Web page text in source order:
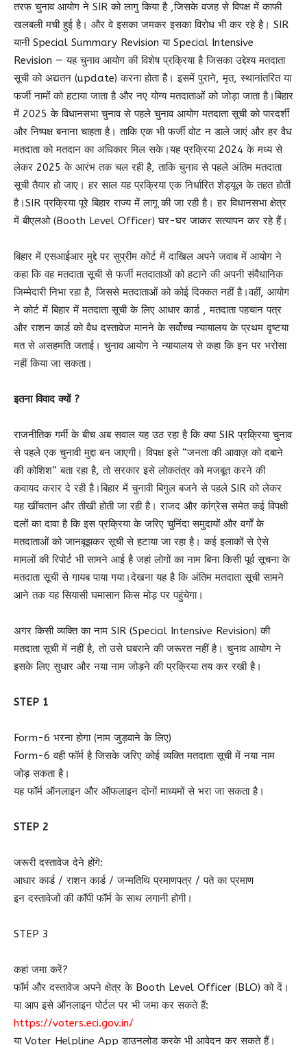
तरफ चुनाव आयोग ने SIR को लागु किया है ,जिसके वजह से विपक्ष में काफी
खलबली मची हुई है। और वे इसका जमकर इसका विरोध भी कर रहे है। SIR
यानी Special Summary Revision या Special Intensive
Revision — यह चुनाव आयोग की विशेष प्रक्रिया है जिसका उद्देश्य मतदाता
सूची को अद्यतन (update) करना होता है। इसमें पुराने, मृत, स्थानांतरित या
फर्जी नामों को हटाया जाता है और नए योग्य मतदाताओं को जोड़ा जाता है।बिहार
में 2025 के विधानसभा चुनाव से पहले चुनाव आयोग मतदाता सूची को पारदर्शी
और निष्पक्ष बनाना चाहता है। ताकि एक भी फर्जी वोट न डाले जाएं और हर वैध
मतदाता को मतदान का अधिकार मिल सके।यह प्रक्रिया 2024 के मध्य से
लेकर 2025 के आरंभ तक चल रही है, ताकि चुनाव से पहले अंतिम मतदाता
सूची तैयार हो जाए। हर साल यह प्रक्रिया एक निर्धारित शेड्यूल के तहत होती
है।SIR प्रक्रिया पूरे बिहार राज्य में लागू की जा रही है। हर विधानसभा क्षेत्र
में बीएलओ (Booth Level Officer) घर-घर जाकर सत्यापन कर रहे हैं।
बिहार में एसआईआर मुद्दे पर सुप्रीम कोर्ट में दाखिल अपने जवाब में आयोग ने
कहा कि वह मतदाता सूची से फर्जी मतदाताओं को हटाने की अपनी संवैधानिक
जिम्मेदारी निभा रहा है, जिससे मतदाताओं को कोई दिक्कत नहीं है।वहीं, आयोग
ने कोर्ट में बिहार में मतदाता सूची के लिए आधार कार्ड , मतदाता पहचान पत्र
और राशन कार्ड को वैध दस्तावेज मानने के सर्वोच्च न्यायालय के प्रथम दृष्टया
मत से असहमति जताई। चुनाव आयोग ने न्यायालय से कहा कि इन पर भरोसा
नहीं किया जा सकता।
इतना विवाद क्यों ?
राजनीतिक गर्मी के बीच अब सवाल यह उठ रहा है कि क्या SIR प्रक्रिया चुनाव
से पहले एक चुनावी मुद्दा बन जाएगी। विपक्ष इसे “जनता की आवाज़ को दबाने
की कोशिश” बता रहा है, तो सरकार इसे लोकतंत्र को मजबूत करने की
कवायद करार दे रही है।बिहार में चुनावी बिगुल बजने से पहले SIR को लेकर
यह खींचतान और तीखी होती जा रही है। राजद और कांग्रेस समेत कई विपक्षी
दलों का दावा है कि इस प्रक्रिया के जरिए चुनिंदा समुदायों और वर्गों के
मतदाताओं को जानबूझकर सूची से हटाया जा रहा है। कई इलाकों से ऐसे
मामलों की रिपोर्ट भी सामने आई है जहां लोगों का नाम बिना किसी पूर्व सूचना के
मतदाता सूची से गायब पाया गया।देखना यह है कि अंतिम मतदाता सूची सामने
आने तक यह सियासी घमासान किस मोड़ पर पहुंचेगा।
अगर किसी व्यक्ति का नाम SIR (Special Intensive Revision) की
मतदाता सूची में नहीं है, तो उसे घबराने की जरूरत नहीं है। चुनाव आयोग ने
इसके लिए सुधार और नया नाम जोड़ने की प्रक्रिया तय कर रखी है।
STEP 1
Form-6 भरना होगा (नाम जुड़वाने के लिए)
Form-6 वही फॉर्म है जिसके जरिए कोई व्यक्ति मतदाता सूची में नया नाम
जोड़ सकता है।
यह फॉर्म ऑनलाइन और ऑफलाइन दोनों माध्यमों से भरा जा सकता है।
STEP 2
जरूरी दस्तावेज देने होंगे:
आधार कार्ड / राशन कार्ड / जन्मतिथि प्रमाणपत्र / पते का प्रमाण
इन दस्तावेजों की कॉपी फॉर्म के साथ लगानी होगी।
STEP 3
कहां जमा करें?
फॉर्म और दस्तावेज अपने क्षेत्र के Booth Level Officer (BLO) को दें।
या आप इसे ऑनलाइन पोर्टल पर भी जमा कर सकते हैं:
https://voters.eci.gov.in/
या Voter Helpline App डाउनलोड करके भी आवेदन कर सकते हैं।